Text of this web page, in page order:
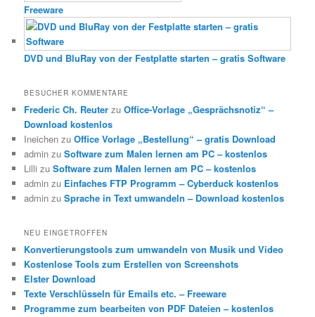
Freeware
DVD und BluRay von der Festplatte starten – gratis Software
BESUCHER KOMMENTARE
Frederic Ch. Reuter zuOffice-Vorlage „Gesprächsnotiz“ –
Download kostenlos
Ineichen zuOffice Vorlage „Bestellung“ – gratis Download
admin zuSoftware zum Malen lernen am PC – kostenlos
Lilli zuSoftware zum Malen lernen am PC – kostenlos
admin zu Einfaches FTP Programm – Cyberduck kostenlos
admin zuSprache in Text umwandeln – Download kostenlos
NEU EINGETROFFEN
Konvertierungstools zum umwandeln von Musik und Video
Kostenlose Tools zum Erstellen von Screenshots
Elster Download
Texte Verschlüsseln für Emails etc. – Freeware
Programme zum bearbeiten von PDF Dateien – kostenlos